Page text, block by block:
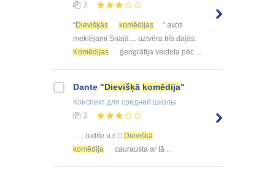
2
“Dievišķās komēdijas
” avoti
meklējami Snajā ... uztvēra trīs daļās.
Komēdijas
ģeogrāfija veidota pēc ...
Dante "Dievišķā komēdija"
Конспект для средней школы
2
... , Judīte u.c  Dievišķā
komēdija
caurausta ar tā ...